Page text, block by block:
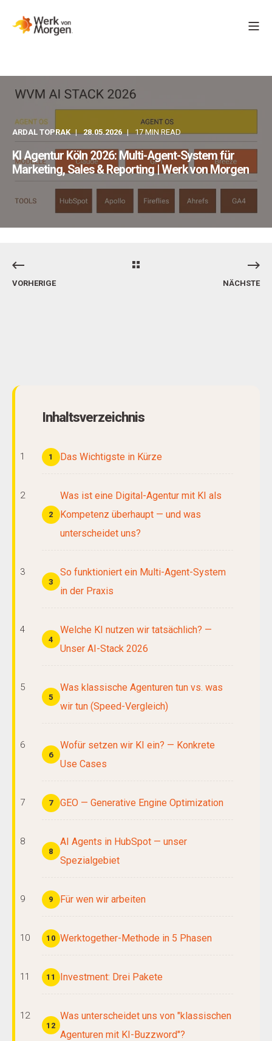
ARDAL TOPRAK 28.05.2026 17 MIN READ
KI Agentur Köln 2026: Multi-Agent-System für
Marketing, Sales & Reporting | Werk von Morgen
VORHERIGE NÄCHSTE
Inhaltsverzeichnis
1 Das Wichtigste in Kürze
2
Was ist eine Digital-Agentur mit KI als
Kompetenz überhaupt — und was
unterscheidet uns?
3
So funktioniert ein Multi-Agent-System
in der Praxis
4
Welche KI nutzen wir tatsächlich? —
Unser AI-Stack 2026
5
Was klassische Agenturen tun vs. was
wir tun (Speed-Vergleich)
6
Wofür setzen wir KI ein? — Konkrete
Use Cases
7 GEO — Generative Engine Optimization
8
AI Agents in HubSpot — unser
Spezialgebiet
9 Für wen wir arbeiten
10 Werktogether-Methode in 5 Phasen
11 Investment: Drei Pakete
12
Was unterscheidet uns von "klassischen
Agenturen mit KI-Buzzword"?